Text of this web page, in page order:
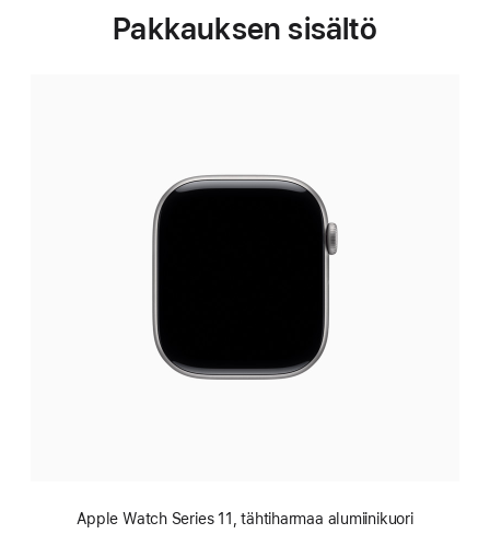
Pakkauksen sisältö
Apple Watch Series 11, tähti­harmaa alumiinikuori